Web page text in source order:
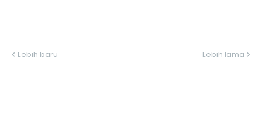
Lebih baru Lebih lama